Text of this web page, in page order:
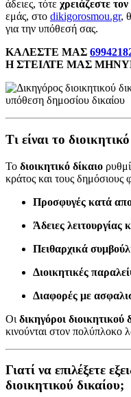
άδειες, τότε χρειάζεστε
εμάς, στο dikigorosmou.gr,
για την υπόθεσή σας.
ΚΑΛΕΣΤΕ ΜΑΣ
Η ΣΤΕΙΛΤΕ ΜΑΣ
Τι είναι το
Το διοικητικό δίκαιο
κράτος και τους δημόσιους
Προσφυγές κατά
Άδειες λειτουργίας
Πειθαρχικά
Διοικητικές
Διαφορές με
Οι δικηγόροι διοικητικού
κινούνται στον πολύπλοκο
Γιατί να επιλέξετε
διοικητικού δικαίου;